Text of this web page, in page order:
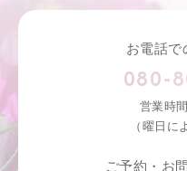
お電話で
080-
営業時
（曜日に
ご予約・お